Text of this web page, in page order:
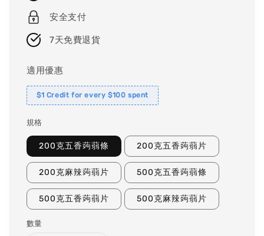
安全支付
7天免費退貨
適用優惠
$1 Credit for every $100 spent
規格
200克五香蒟蒻條 200克五香蒟蒻片
200克麻辣蒟蒻片 500克五香蒟蒻條
500克五香蒟蒻片 500克麻辣蒟蒻片
數量